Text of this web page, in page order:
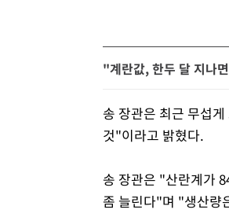
"계란값, 한두 달 지나
송 장관은 최근 무섭
것"이라고 밝혔다.
송 장관은 "산란계가
좀 늘린다"며 "생산량